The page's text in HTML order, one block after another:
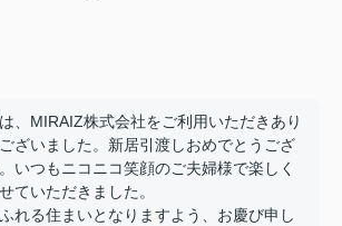
、MIRAIZ株式会社をご利用いただきあり
ざいました。新居引渡しおめでとうござ
いつもニコニコ笑顔のご夫婦様で楽しく
ていただきました。
れる住まいとなりますよう、お慶び申し